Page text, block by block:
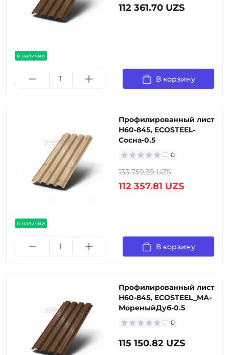
в наличии
112 361.70 UZS
В корзину
в наличии
Профилированный лист
Н60-845, ECOSTEEL-
Сосна-0.5
0
133 759.39 UZS
112 357.81 UZS
В корзину
Профилированный лист
Н60-845, ECOSTEEL_MA-
МореныйДуб-0.5
0
115 150.82 UZS